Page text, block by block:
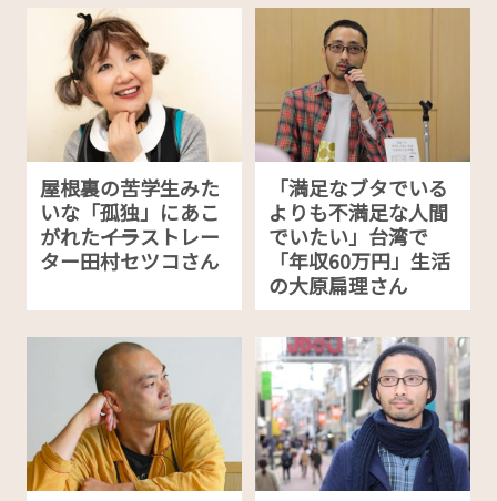
屋根裏の苦学生みた
いな「孤独」にあこ
がれた――イラストレー
ター田村セツコさん
「満足なブタでいる
よりも不満足な人間
でいたい」台湾で
「年収60万円」生活
の大原扁理さん